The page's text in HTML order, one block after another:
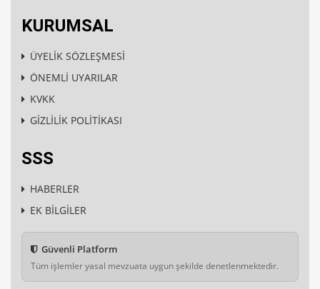
KURUMSAL
ÜYELİK SÖZLEŞMESİ
ÖNEMLİ UYARILAR
KVKK
GİZLİLİK POLİTİKASI
SSS
HABERLER
EK BİLGİLER
Güvenli Platform
Tüm işlemler yasal mevzuata uygun şekilde denetlenmektedir.